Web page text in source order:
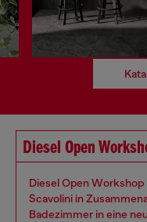
Diesel Open
Diesel Open
Scavolini in
Badezimmer in eine